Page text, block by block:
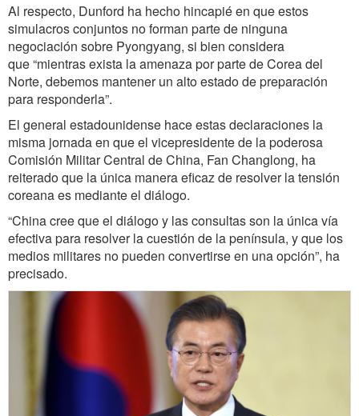
Al respecto, Dunford ha hecho hincapié en que estos
simulacros conjuntos no forman parte de ninguna
negociación sobre Pyongyang, si bien considera
que “mientras exista la amenaza por parte de Corea del
Norte, debemos mantener un alto estado de preparación
para responderla”.
El general estadounidense hace estas declaraciones la
misma jornada en que el vicepresidente de la poderosa
Comisión Militar Central de China, Fan Changlong, ha
reiterado que la única manera eficaz de resolver la tensión
coreana es mediante el diálogo.
“China cree que el diálogo y las consultas son la única vía
efectiva para resolver la cuestión de la península, y que los
medios militares no pueden convertirse en una opción”, ha
precisado.